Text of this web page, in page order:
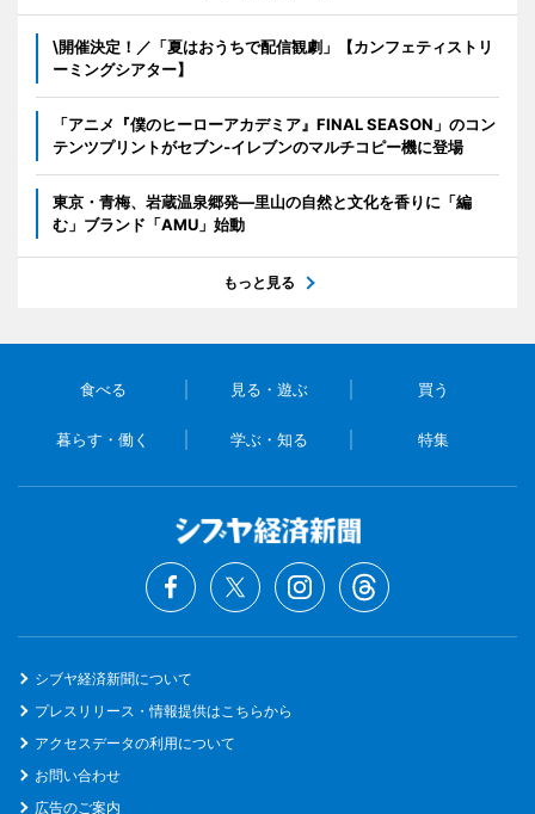
\開催決定！／「夏はおうちで配信観劇」【カンフェティストリ
ーミングシアター】
「アニメ『僕のヒーローアカデミア』FINAL SEASON」のコン
テンツプリントがセブン‐イレブンのマルチコピー機に登場
東京・青梅、岩蔵温泉郷発―里山の自然と文化を香りに「編
む」ブランド「AMU」始動
もっと見る
食べる 見る・遊ぶ 買う
暮らす・働く 学ぶ・知る 特集
シブヤ経済新聞について
プレスリリース・情報提供はこちらから
アクセスデータの利用について
お問い合わせ
広告のご案内